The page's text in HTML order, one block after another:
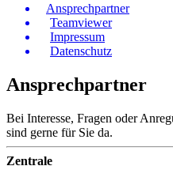
Ansprechpartner
Teamviewer
Impressum
Datenschutz
Ansprechpartner
Bei Interesse, Fragen oder
sind gerne für Sie da.
Zentrale